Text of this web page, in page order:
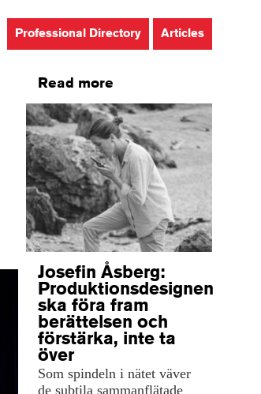
Professional Directory Articles
Read more
Josefin Åsberg:
Produktionsdesignen
ska föra fram
berättelsen och
förstärka, inte ta
över
Som spindeln i nätet väver
de subtila sammanflätade